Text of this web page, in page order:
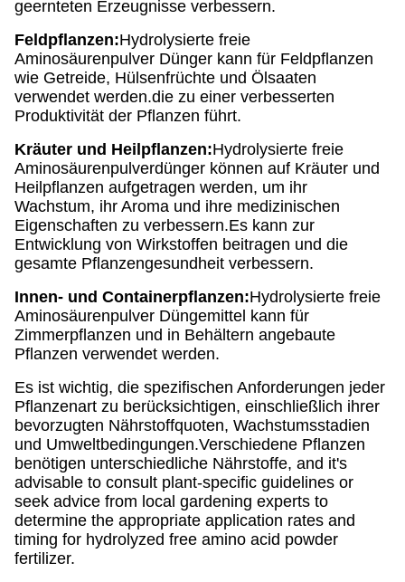
geernteten Erzeugnisse verbessern.
Feldpflanzen:Hydrolysierte freie
Aminosäurenpulver Dünger kann für Feldpflanzen
wie Getreide, Hülsenfrüchte und Ölsaaten
verwendet werden.die zu einer verbesserten
Produktivität der Pflanzen führt.
Kräuter und Heilpflanzen:Hydrolysierte freie
Aminosäurenpulverdünger können auf Kräuter und
Heilpflanzen aufgetragen werden, um ihr
Wachstum, ihr Aroma und ihre medizinischen
Eigenschaften zu verbessern.Es kann zur
Entwicklung von Wirkstoffen beitragen und die
gesamte Pflanzengesundheit verbessern.
Innen- und Containerpflanzen:Hydrolysierte freie
Aminosäurenpulver Düngemittel kann für
Zimmerpflanzen und in Behältern angebaute
Pflanzen verwendet werden.
Es ist wichtig, die spezifischen Anforderungen jeder
Pflanzenart zu berücksichtigen, einschließlich ihrer
bevorzugten Nährstoffquoten, Wachstumsstadien
und Umweltbedingungen.Verschiedene Pflanzen
benötigen unterschiedliche Nährstoffe, and it's
advisable to consult plant-specific guidelines or
seek advice from local gardening experts to
determine the appropriate application rates and
timing for hydrolyzed free amino acid powder
fertilizer.